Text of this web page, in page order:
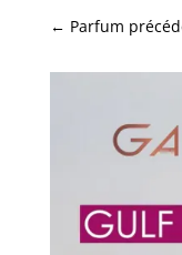
← Parfum